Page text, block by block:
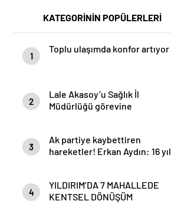
KATEGORİNİN POPÜLERLERİ
1
Toplu ulaşımda konfor artıyor
2
Lale Akasoy’u Sağlık İl
Müdürlüğü görevine
3
Ak partiye kaybettiren
hareketler! Erkan Aydın: 16 yıl
4
YILDIRIM’DA 7 MAHALLEDE
KENTSEL DÖNÜŞÜM